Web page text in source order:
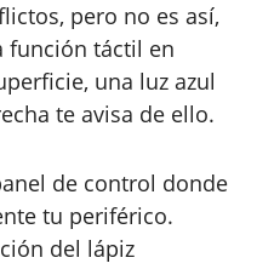
pero no es así,
función táctil en
una luz azul
te avisa de ello.
de control donde
tu periférico.
del lápiz